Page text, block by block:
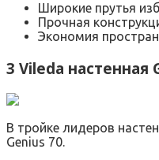
Широкие прутья
Прочная
Экономия
3 Vileda настенная
В тройке лидеров
Genius 70.